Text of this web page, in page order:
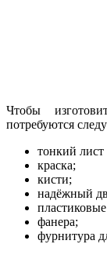
Чтобы
потребуются
тонкий лист
краска;
кисти;
надёжный
фанера;
фурнитура